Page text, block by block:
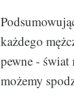
każdego
pewne - świat
możemy